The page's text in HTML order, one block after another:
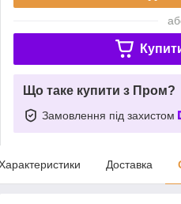
Що таке купити з Пром?
Замовлення під захистом
Доставка